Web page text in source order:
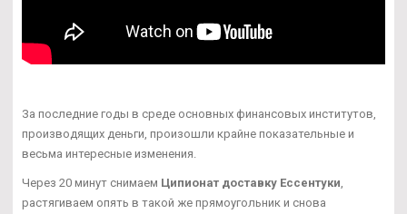
За последние годы в среде основных финансовых институтов,
производящих деньги, произошли крайне показательные и
весьма интересные изменения.
Через 20 минут снимаем Ципионат доставку Ессентуки
растягиваем опять в такой же прямоугольник и снова